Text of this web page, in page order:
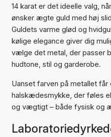
14 karat er det ideelle valg,
ønsker ægte guld med høj
Guldets varme glød og
kølige elegance giver dig
vælge det metal, der passer
hudtone, stil og garderobe.
Uanset farven på metallet får
halskædesmykke, der føles
og vægtigt – både fysisk og